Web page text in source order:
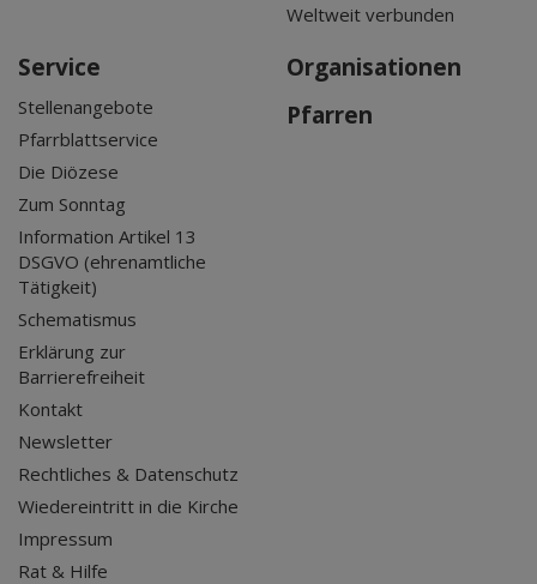
Weltweit verbunden
Service
Stellenangebote
Pfarrblattservice
Die Diözese
Zum Sonntag
Information Artikel 13
DSGVO (ehrenamtliche
Tätigkeit)
Schematismus
Erklärung zur
Barrierefreiheit
Kontakt
Newsletter
Rechtliches & Datenschutz
Wiedereintritt in die Kirche
Impressum
Rat & Hilfe
Organisationen
Pfarren